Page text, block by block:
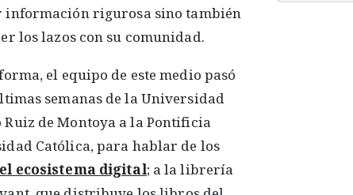
rigurosa sino también
los lazos con su comunidad.
el equipo de este medio pasó
semanas de la Universidad
Ruiz de Montoya a la Pontificia
Católica, para hablar de los
ecosistema digital; a la librería